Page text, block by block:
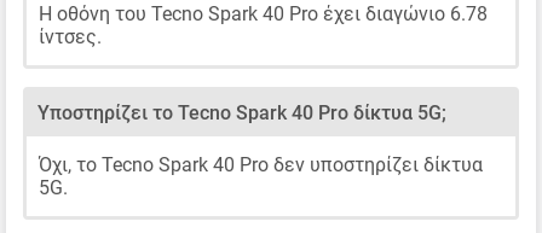
Η οθόνη του Tecno Spark 40 Pro έχει διαγώνιο 6.78
ίντσες.
Υποστηρίζει το Tecno Spark 40 Pro δίκτυα 5G;
Όχι, το Tecno Spark 40 Pro δεν υποστηρίζει δίκτυα
5G.